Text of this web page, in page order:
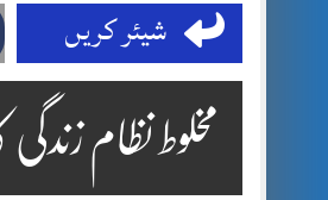
شیئر کریں
مخلوط نظام زندگی